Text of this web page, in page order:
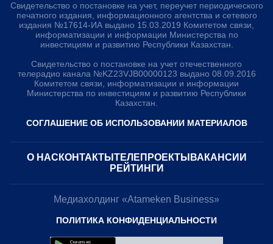
Свидетельство о постановке на учет, переучет периодического
печатного издания, информационного агентства и сетевого
издания №17614-ИА выдано 15.03.2019 Комитетом связи,
информатизации и информации Министерства по
инвестициям и развитию Республики Казахстан.
Свидетельство о постановке на учет отечественного
телерадио канала №KZ23VJB00000123 выдано 08.09.2016
Комитетом связи, информатизации и информации
Министерства по инвестициям и развитию Республики
Казахстан.
СОГЛАШЕНИЕ ОБ ИСПОЛЬЗОВАНИИ МАТЕРИАЛОВ
О НАС КОНТАКТЫ ТЕЛЕПРОЕКТЫ ВАКАНСИИ
РЕЙТИНГИ
Медиахолдинг «Atameken Business»
ПОЛИТИКА КОНФИДЕНЦИАЛЬНОСТИ